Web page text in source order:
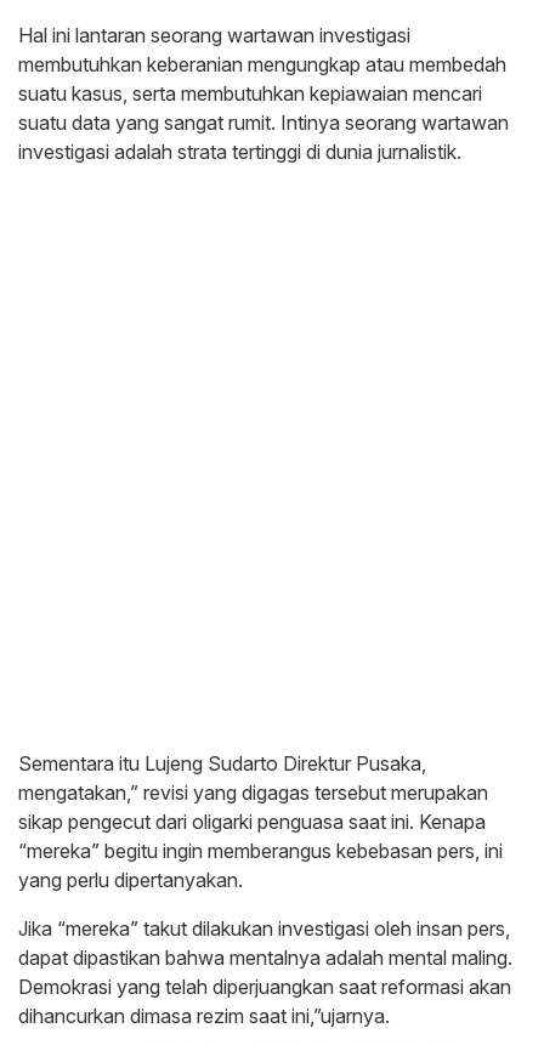
Hal ini lantaran seorang wartawan investigasi
membutuhkan keberanian mengungkap atau membedah
suatu kasus, serta membutuhkan kepiawaian mencari
suatu data yang sangat rumit. Intinya seorang wartawan
investigasi adalah strata tertinggi di dunia jurnalistik.
Sementara itu Lujeng Sudarto Direktur Pusaka,
mengatakan,” revisi yang digagas tersebut merupakan
sikap pengecut dari oligarki penguasa saat ini. Kenapa
“mereka” begitu ingin memberangus kebebasan pers, ini
yang perlu dipertanyakan.
Jika “mereka” takut dilakukan investigasi oleh insan pers,
dapat dipastikan bahwa mentalnya adalah mental maling.
Demokrasi yang telah diperjuangkan saat reformasi akan
dihancurkan dimasa rezim saat ini,”ujarnya.